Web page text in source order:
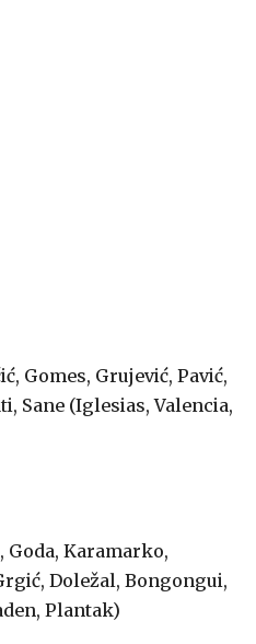
Gomes, Grujević, Pavić,
Sane (Iglesias, Valencia,
Karamarko,
Doležal, Bongongui,
Plantak)